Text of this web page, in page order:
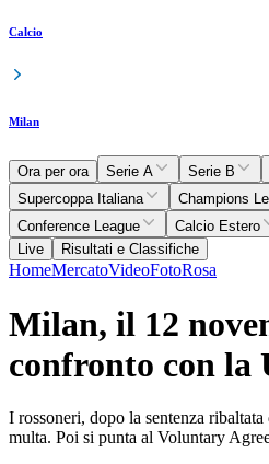
Calcio
Milan
Ora per ora Serie A Serie B
Supercoppa Italiana
Champions
Conference League
Calcio Estero
Live
Risultati e Classifiche
HomeMercatoVideoFotoRosa
Milan, il 12
confronto con la
I rossoneri, dopo la sentenza
multa. Poi si punta al Voluntary